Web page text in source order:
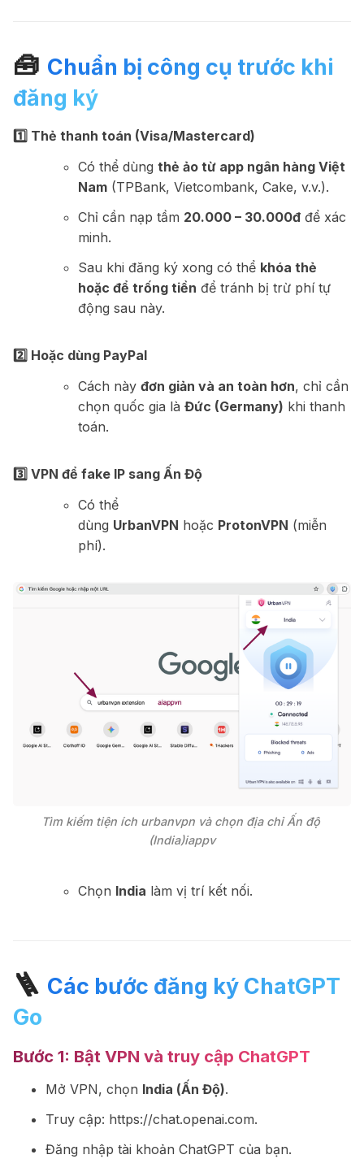
🧰 Chuẩn bị công cụ trước khi
đăng ký
1️⃣ Thẻ thanh toán (Visa/Mastercard)
Có thể dùng thẻ ảo từ app ngân hàng Việt
Nam (TPBank, Vietcombank, Cake, v.v.).
Chỉ cần nạp tầm 20.000 – 30.000đ để xác
minh.
Sau khi đăng ký xong có thể khóa thẻ
hoặc để trống tiền để tránh bị trừ phí tự
động sau này.
2️⃣ Hoặc dùng PayPal
Cách này đơn giản và an toàn hơn, chỉ cần
chọn quốc gia là Đức (Germany) khi thanh
toán.
3️⃣ VPN để fake IP sang Ấn Độ
Có thể
dùng UrbanVPN hoặc ProtonVPN (miễn
phí).
Tìm kiếm tiện ích urbanvpn và chọn địa chỉ Ấn độ
(India)iappv
Chọn India làm vị trí kết nối.
🪜 Các bước đăng ký ChatGPT
Go
Bước 1: Bật VPN và truy cập ChatGPT
Mở VPN, chọn India (Ấn Độ).
Truy cập: https://chat.openai.com.
Đăng nhập tài khoản ChatGPT của bạn.